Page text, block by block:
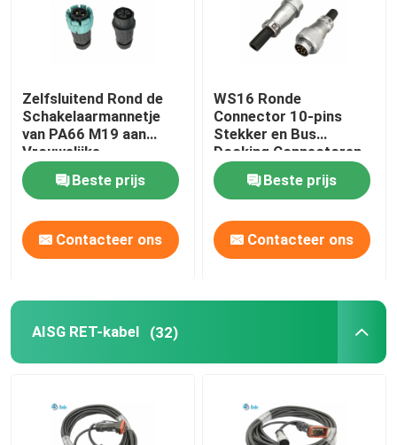
Zelfsluitend Rond de
Schakelaarmannetje
van PA66 M19 aan
Vrouwelijke
waterdichte IP68
Beste prijs
Contacteer ons
WS16 Ronde
Connector 10-pins
Stekker en Bus
Docking Connectoren
7~10 Pins 5A 400V
Beste prijs
Contacteer ons
AISG RET-kabel (32)